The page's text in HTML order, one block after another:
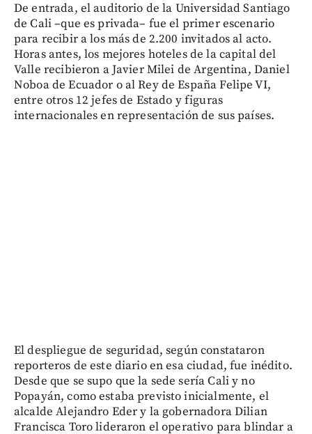
De entrada, el auditorio de la Universidad Santiago
de Cali –que es privada– fue el primer escenario
para recibir a los más de 2.200 invitados al acto.
Horas antes, los mejores hoteles de la capital del
Valle recibieron a Javier Milei de Argentina, Daniel
Noboa de Ecuador o al Rey de España Felipe VI,
entre otros 12 jefes de Estado y figuras
internacionales en representación de sus países.
El despliegue de seguridad, según constataron
reporteros de este diario en esa ciudad, fue inédito.
Desde que se supo que la sede sería Cali y no
Popayán, como estaba previsto inicialmente, el
alcalde Alejandro Eder y la gobernadora Dilian
Francisca Toro lideraron el operativo para blindar a